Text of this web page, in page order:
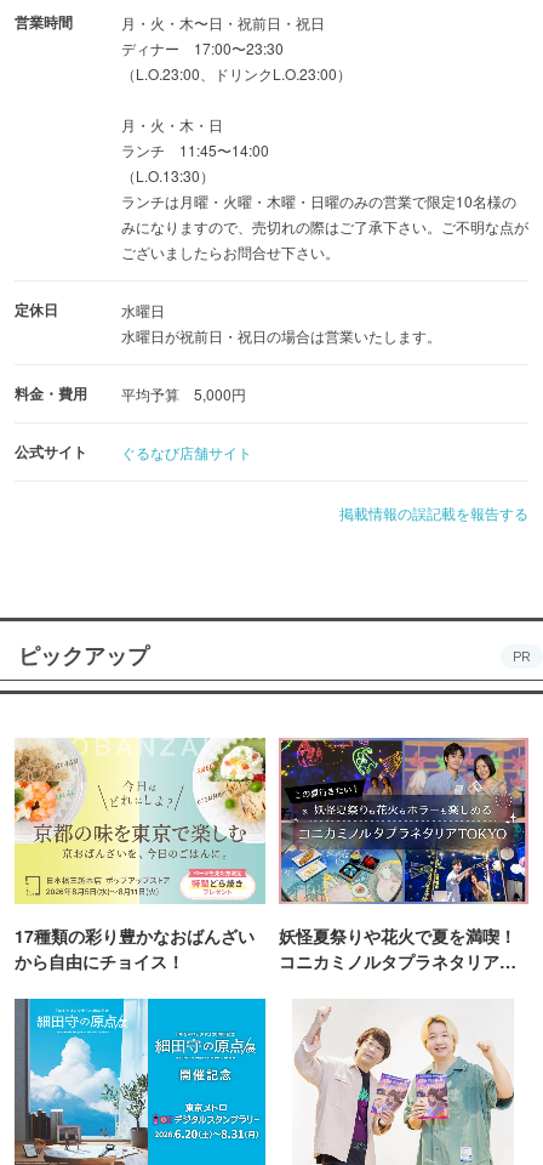
《カウンター席》カウンターは8名様まで
《テーブル席》店内奥には4名テーブル×2席
普段使いから接待など大切な方のおもてなしにもご利用
店主自ら食材調達に出る事も...
お休みなどお店の最新情報などInstagramもチェック♪
営業時間
月・火・木〜日・祝前日・祝日
ディナー 17:00〜23:30
（L.O.23:00、ドリンクL.O.23:00）
月・火・木・日
ランチ 11:45〜14:00
（L.O.13:30）
ランチは月曜・火曜・木曜・日曜のみの営業で限定10名様の
みになりますので、売切れの際はご了承下さい。ご不明な点が
ございましたらお問合せ下さい。
定休日
水曜日
水曜日が祝前日・祝日の場合は営業いたします。
料金・費用 平均予算 5,000円
公式サイト ぐるなび店舗サイト
掲載情報の誤記載を報告する
ピックアップ PR
17種類の彩り豊かなおばんざい
から自由にチョイス！
妖怪夏祭りや花火で夏を満喫！
コニカミノルタプラネタリア